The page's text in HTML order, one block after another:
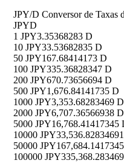
JPY/D Conversor de Taxas
JPYD
1 JPY3.35368283 D
10 JPY33.53682835 D
50 JPY167.68414173 D
100 JPY335.36828347 D
200 JPY670.73656694 D
500 JPY1,676.84141735 D
1000 JPY3,353.68283469 D
2000 JPY6,707.36566938 D
5000 JPY16,768.41417345
10000 JPY
50000 JPY
100000 JPY